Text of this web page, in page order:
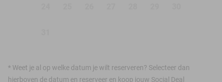
* Weet je al op welke datum je wilt reserveren? Selecteer dan
hierboven de datum en reserveer en koop jouw Social Deal